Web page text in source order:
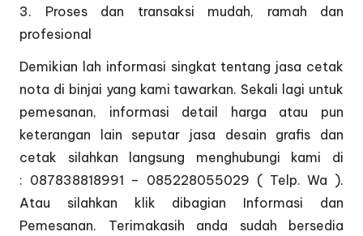
3. Proses dan transaksi mudah, ramah dan
profesional
Demikian lah informasi singkat tentang jasa cetak
nota di binjai yang kami tawarkan. Sekali lagi untuk
pemesanan, informasi detail harga atau pun
keterangan lain seputar jasa desain grafis dan
cetak silahkan langsung menghubungi kami di
: 087838818991 – 085228055029 ( Telp. Wa ).
Atau silahkan klik dibagian Informasi dan
Pemesanan. Terimakasih anda sudah bersedia